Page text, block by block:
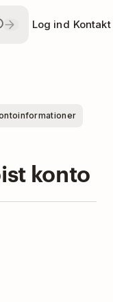
Log ind
konto